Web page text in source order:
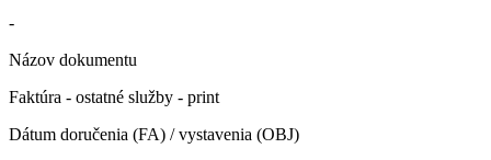
-
Názov dokumentu
Faktúra - ostatné služby - print
Dátum doručenia (FA) / vystavenia (OBJ)